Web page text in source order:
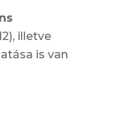
illetve
is van